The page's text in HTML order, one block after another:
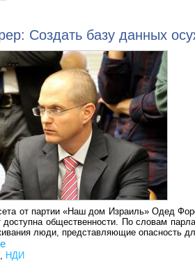
Создать базу данных
от партии «Наш дом Израиль» Одед
доступна общественности. По словам
люди, представляющие опасность
, НДИ